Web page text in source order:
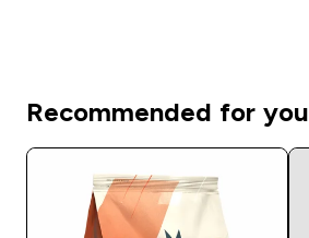
Recommended for you